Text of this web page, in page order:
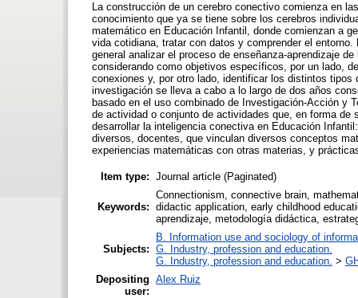
La construcción de un cerebro conectivo comienza en
conocimiento que ya se tiene sobre los cerebros
matemático en Educación Infantil, donde comienzan a
vida cotidiana, tratar con datos y comprender el
general analizar el proceso de enseñanza-aprendizaje
considerando como objetivos específicos, por un lado,
conexiones y, por otro lado, identificar los distintos
investigación se lleva a cabo a lo largo de dos años
basado en el uso combinado de Investigación-Acción y
de actividad o conjunto de actividades que, en forma
desarrollar la inteligencia conectiva en Educación
diversos, docentes, que vinculan diversos conceptos
experiencias matemáticas con otras materias, y
Item type: Journal article (Paginated)
Keywords:
Connectionism, connective brain,
didactic application, early childhood
aprendizaje, metodología didáctica,
Subjects:
B. Information use and sociology of
G. Industry, profession and education.
G. Industry, profession and education. >
Depositing
user:
Alex Ruiz